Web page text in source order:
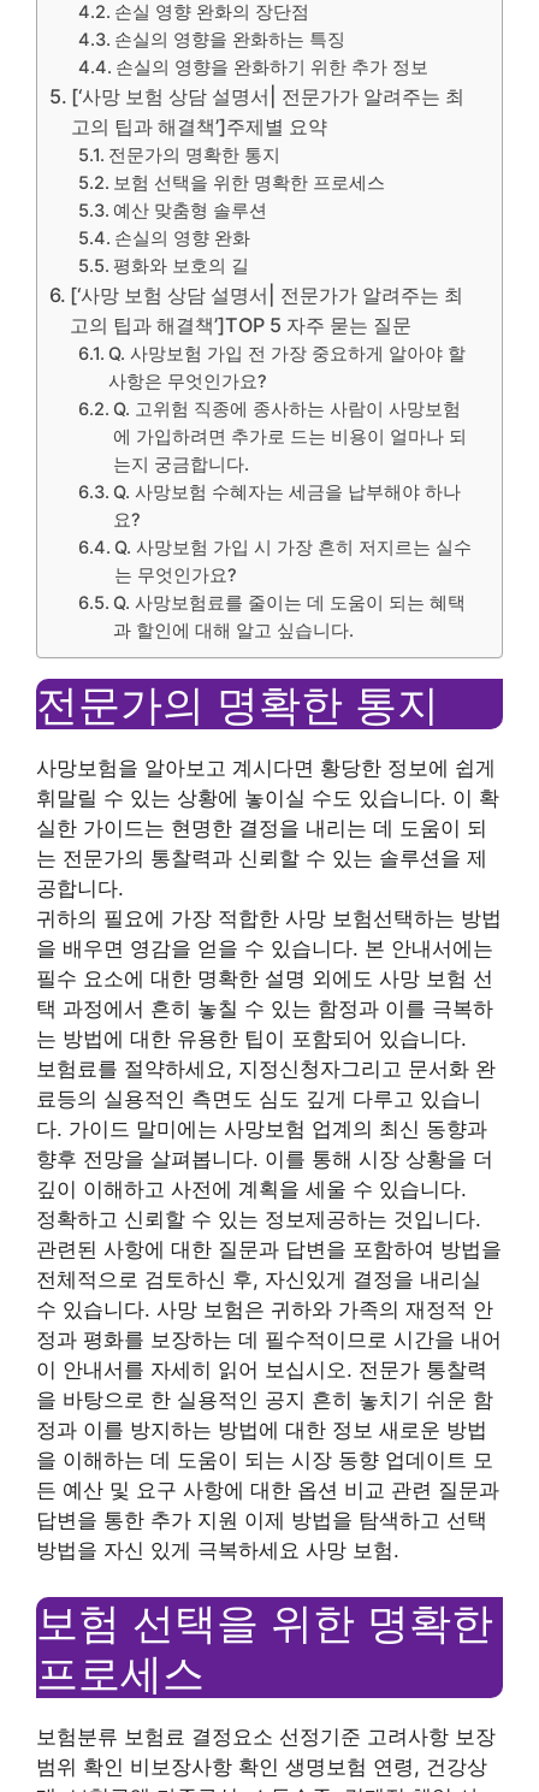
손실 영향 완화의 장단점
손실의 영향을 완화하는 특징
손실의 영향을 완화하기 위한 추가 정보
[‘사망 보험 상담 설명서| 전문가가 알려주는 최
고의 팁과 해결책’]주제별 요약
전문가의 명확한 통지
보험 선택을 위한 명확한 프로세스
예산 맞춤형 솔루션
손실의 영향 완화
평화와 보호의 길
[‘사망 보험 상담 설명서| 전문가가 알려주는 최
고의 팁과 해결책’]TOP 5 자주 묻는 질문
Q. 사망보험 가입 전 가장 중요하게 알아야 할
사항은 무엇인가요?
Q. 고위험 직종에 종사하는 사람이 사망보험
에 가입하려면 추가로 드는 비용이 얼마나 되
는지 궁금합니다.
Q. 사망보험 수혜자는 세금을 납부해야 하나
요?
Q. 사망보험 가입 시 가장 흔히 저지르는 실수
는 무엇인가요?
Q. 사망보험료를 줄이는 데 도움이 되는 혜택
과 할인에 대해 알고 싶습니다.
전문가의 명확한 통지
사망보험을 알아보고 계시다면 황당한 정보에 쉽게
휘말릴 수 있는 상황에 놓이실 수도 있습니다. 이 확
실한 가이드는 현명한 결정을 내리는 데 도움이 되
는 전문가의 통찰력과 신뢰할 수 있는 솔루션을 제
공합니다.
귀하의 필요에 가장 적합한 사망 보험선택하는 방법
을 배우면 영감을 얻을 수 있습니다. 본 안내서에는
필수 요소에 대한 명확한 설명 외에도 사망 보험 선
택 과정에서 흔히 놓칠 수 있는 함정과 이를 극복하
는 방법에 대한 유용한 팁이 포함되어 있습니다.
보험료를 절약하세요, 지정신청자그리고 문서화 완
료등의 실용적인 측면도 심도 깊게 다루고 있습니
다. 가이드 말미에는 사망보험 업계의 최신 동향과
향후 전망을 살펴봅니다. 이를 통해 시장 상황을 더
깊이 이해하고 사전에 계획을 세울 수 있습니다.
정확하고 신뢰할 수 있는 정보제공하는 것입니다.
관련된 사항에 대한 질문과 답변을 포함하여 방법을
전체적으로 검토하신 후, 자신있게 결정을 내리실
수 있습니다. 사망 보험은 귀하와 가족의 재정적 안
정과 평화를 보장하는 데 필수적이므로 시간을 내어
이 안내서를 자세히 읽어 보십시오. 전문가 통찰력
을 바탕으로 한 실용적인 공지 흔히 놓치기 쉬운 함
정과 이를 방지하는 방법에 대한 정보 새로운 방법
을 이해하는 데 도움이 되는 시장 동향 업데이트 모
든 예산 및 요구 사항에 대한 옵션 비교 관련 질문과
답변을 통한 추가 지원 이제 방법을 탐색하고 선택
방법을 자신 있게 극복하세요 사망 보험.
보험 선택을 위한 명확한
프로세스
보험분류 보험료 결정요소 선정기준 고려사항 보장
범위 확인 비보장사항 확인 생명보험 연령, 건강상